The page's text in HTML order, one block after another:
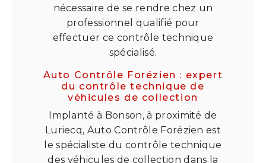
nécessaire de se rendre chez un
professionnel qualifié pour
effectuer ce contrôle technique
spécialisé.
Auto Contrôle Forézien : expert
du contrôle technique de
véhicules de collection
Implanté à Bonson, à proximité de
Luriecq, Auto Contrôle Forézien est
le spécialiste du contrôle technique
des véhicules de collection dans la